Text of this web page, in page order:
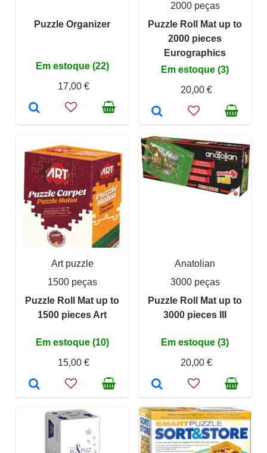
Puzzle Organizer
Em estoque (22)
17,00 €
2000 peças
Puzzle Roll Mat up to
2000 pieces
Eurographics
Em estoque (3)
20,00 €
Art puzzle
1500 peças
Puzzle Roll Mat up to
1500 pieces Art
Em estoque (10)
15,00 €
Anatolian
3000 peças
Puzzle Roll Mat up to
3000 pieces III
Em estoque (3)
20,00 €